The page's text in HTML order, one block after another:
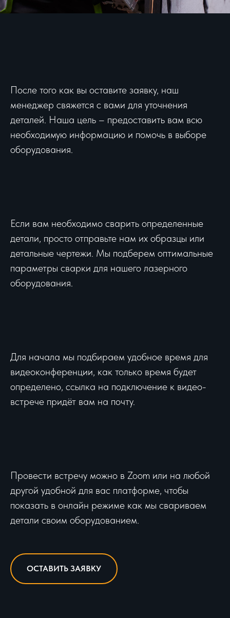
После того как вы оставите заявку, наш
менеджер свяжется с вами для уточнения
деталей. Наша цель – предоставить вам всю
необходимую информацию и помочь в выборе
оборудования.
Если вам необходимо сварить определенные
детали, просто отправьте нам их образцы или
детальные чертежи. Мы подберем оптимальные
параметры сварки для нашего лазерного
оборудования.
Для начала мы подбираем удобное время для
видеоконференции, как только время будет
определено, ссылка на подключение к видео-
встрече придёт вам на почту.
Провести встречу можно в Zoom или на любой
другой удобной для вас платформе, чтобы
показать в онлайн режиме как мы свариваем
детали своим оборудованием.
ОСТАВИТЬ ЗАЯВКУ